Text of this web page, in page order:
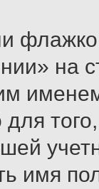
на
имя